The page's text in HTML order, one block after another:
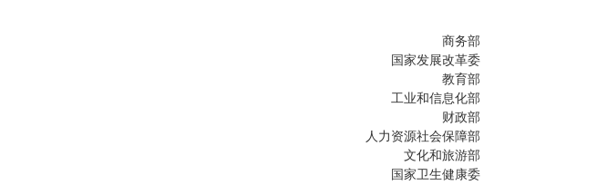
商务部
国家发展改革委
教育部
工业和信息化部
财政部
人力资源社会保障部
文化和旅游部
国家卫生健康委